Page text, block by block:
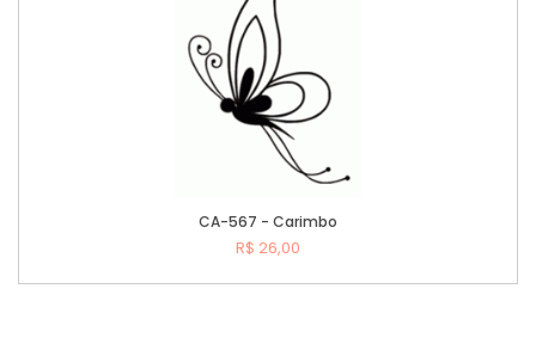
CA-567 - Carimbo
R$ 26,00